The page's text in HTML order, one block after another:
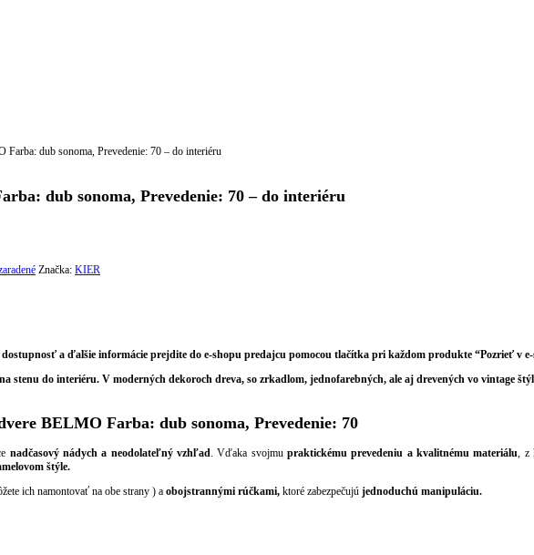
dub sonoma, Prevedenie: 70 – do interiéru
dub sonoma, Prevedenie: 70 – do interiéru
Značka: KIER
a ďalšie informácie prejdite do e-shopu predajcu pomocou tlačítka pri každom produkte “Pozrieť v e-
stenu do interiéru. V moderných dekoroch dreva, so zrkadlom, jednofarebných, ale aj drevených vo vintage
BELMO Farba: dub sonoma, Prevedenie: 70
nadčasový nádych a neodolateľný vzhľad . Vďaka svojmupraktickému prevedeniu a kvalitnému materiálu ,
štýle.
ich namontovať na obe strany ) a obojstrannými rúčkami, ktoré zabezpečujú jednoduchú manipuláciu.